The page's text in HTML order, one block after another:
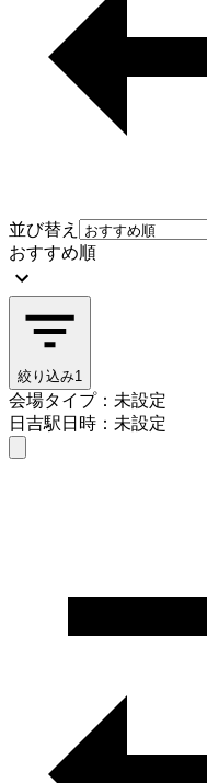
並び替え
おすすめ順
絞り込み1
会場タイプ：未設定
日吉駅日時：未設定